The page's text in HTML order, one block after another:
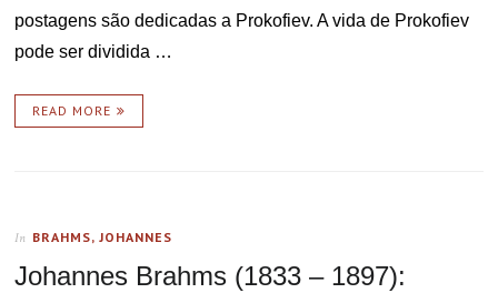
postagens são dedicadas a Prokofiev. A vida de Prokofiev
pode ser dividida …
READ MORE
In BRAHMS, JOHANNES
Johannes Brahms (1833 – 1897):